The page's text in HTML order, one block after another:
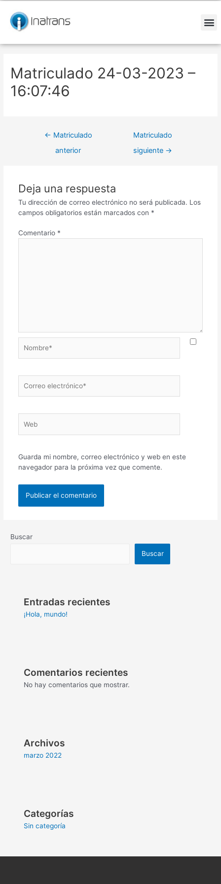
contenido
Matriculado 24-03-2023 –
16:07:46
de
entradas
← Matriculado
anterior
Matriculado
siguiente →
Deja una respuesta
Tu dirección de correo electrónico no será publicada. Los
campos obligatorios están marcados con *
Comentario *
electrónico*
Guarda mi nombre, correo electrónico y web en este
navegador para la próxima vez que comente.
Buscar
Buscar
Entradas recientes
¡Hola, mundo!
Comentarios recientes
No hay comentarios que mostrar.
Archivos
marzo 2022
Categorías
Sin categoría